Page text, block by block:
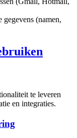
(namen,
te leveren
en integraties.